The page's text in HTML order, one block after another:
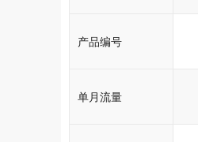
产品编号
单月流量